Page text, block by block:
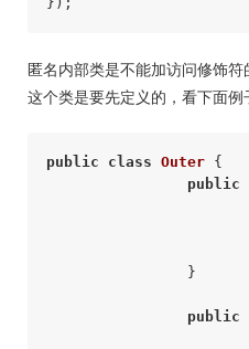
匿名内部类是不能加访问修饰
这个类是要先定义的，看下面例
public class Outer {
public
public